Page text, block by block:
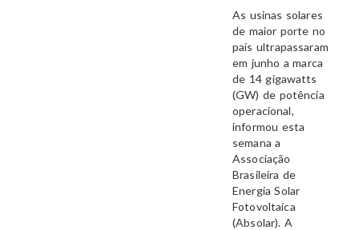
As usinas solares
de maior porte no
país ultrapassaram
em junho a marca
de 14 gigawatts
(GW) de potência
operacional,
informou esta
semana a
Associação
Brasileira de
Energia Solar
Fotovoltaica
(Absolar). A